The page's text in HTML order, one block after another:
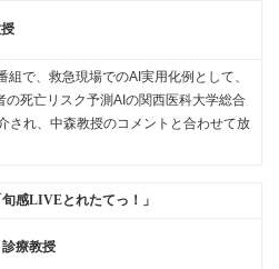
で、救急現場でのAI実用化例として、
死亡リスク予測AIの関西医科大学総合
され、中森教授のコメントと合わせて放
感LIVEとれたてっ！」
療教授